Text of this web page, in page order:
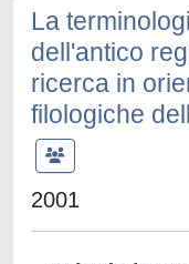
La
dell'antico
ricerca in
filologiche
2001